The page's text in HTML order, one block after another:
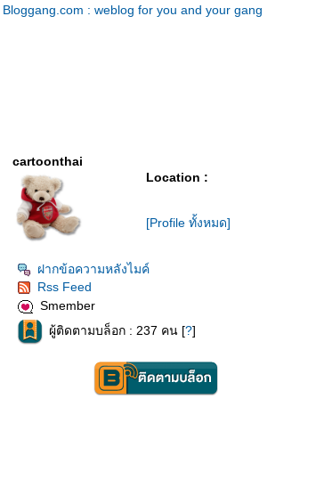
Bloggang.com : weblog for you and your gang
cartoonthai
Location :
[Profile ทั้งหมด]
ฝากข้อความหลังไมค์
Rss Feed
Smember
ผู้ติดตามบล็อก : 237 คน [?]